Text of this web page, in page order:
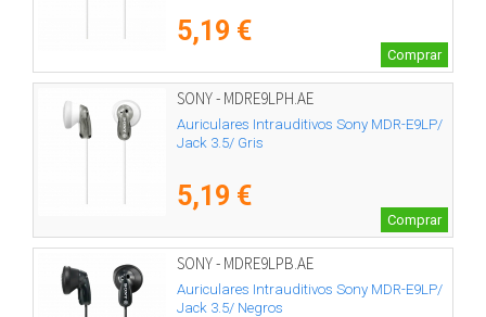
5,19 €
Comprar
SONY - MDRE9LPH.AE
Auriculares Intrauditivos Sony MDR-E9LP/
Jack 3.5/ Gris
5,19 €
Comprar
SONY - MDRE9LPB.AE
Auriculares Intrauditivos Sony MDR-E9LP/
Jack 3.5/ Negros